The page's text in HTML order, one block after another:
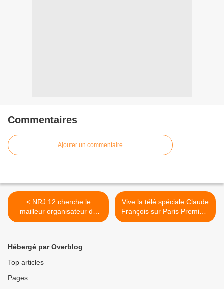
Commentaires
Ajouter un commentaire
< NRJ 12 cherche le
mailleur organisateur de
party démentielle
Vive la télé spéciale Claude
François sur Paris Première
>
Hébergé par Overblog
Top articles
Pages